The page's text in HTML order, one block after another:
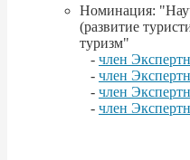
Номинация:
(развитие
туризм"
- член
- член
- член
- член